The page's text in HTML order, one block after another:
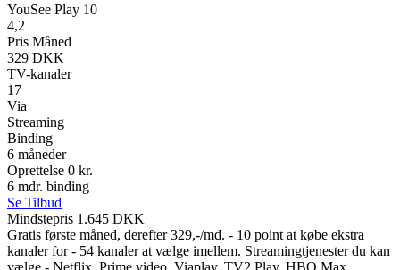
YouSee Play 10
4,2
Pris Måned
329 DKK
TV-kanaler
17
Via
Streaming
Binding
6 måneder
Oprettelse 0 kr.
6 mdr. binding
Se Tilbud
Mindstepris 1.645 DKK
Gratis første måned, derefter 329,-/md. - 10 point at købe ekstra
kanaler for - 54 kanaler at vælge imellem. Streamingtjenester du kan
vælge - Netflix, Prime video, Viaplay, TV2 Play, HBO Max,